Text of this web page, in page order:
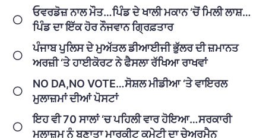
ਓਵਰਡੋਜ਼ ਨਾਲ ਮੌਤ…ਪਿੰਡ ਦੇ ਖਾਲੀ ਮਕਾਨ ‘ਚੋਂ ਮਿਲੀ ਲਾਸ਼…
ਪਿੰਡ ਦਾ ਇੱਕ ਹੋਰ ਨੌਜਵਾਨ ਗ੍ਰਿਫ਼ਤਾਰ
ਪੰਜਾਬ ਪੁਲਿਸ ਦੇ ਮੁਅੱਤਲ ਡੀਆਈਜੀ ਭੁੱਲਰ ਦੀ ਜ਼ਮਾਨਤ
ਅਰਜ਼ੀ ‘ਤੇ ਹਾਈਕੋਰਟ ਨੇ ਫੈਸਲਾ ਰੱਖਿਆ ਰਾਖਵਾਂ
NO DA,NO VOTE…ਸੋਸ਼ਲ ਮੀਡੀਆ ‘ਤੇ ਵਾਇਰਲ
ਮੁਲਾਜ਼ਮਾਂ ਦੀਆਂ ਪੋਸਟਾਂ
ਇਹ ਵੀ 70 ਸਾਲਾਂ ‘ਚ ਪਹਿਲੀ ਵਾਰ ਹੋਇਆ…ਸਰਕਾਰੀ
ਮੁਲਾਜ਼ਮ ਨੂੰ ਬਣਾਤਾ ਮਾਰਕੀਟ ਕਮੇਟੀ ਦਾ ਚੇਅਰਮੈਨ